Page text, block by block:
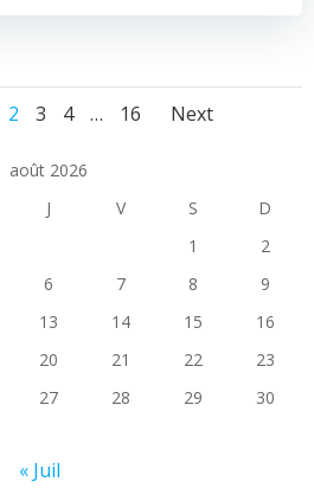
navigation
Page
2 Page
3 Page
4 … Page
16
Posts
Next
août 2026
J V S
D
1
2
6 7 8
9
13 14 15
16
20 21 22
23
27 28 29
30
« Juil